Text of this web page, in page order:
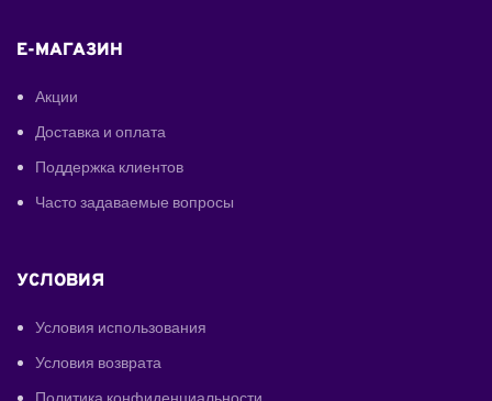
E-МАГАЗИН
Акции
Доставка и оплата
Поддержка клиентов
Часто задаваемые вопросы
УСЛОВИЯ
Условия использования
Условия возврата
Политика конфиденциальности